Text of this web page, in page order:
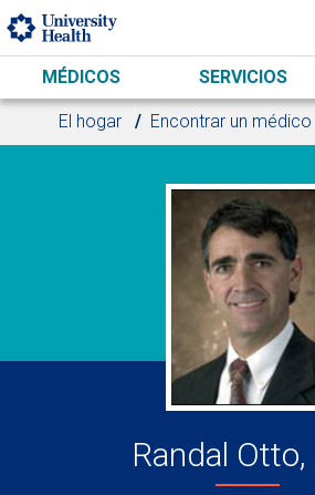
Skip to main content
MÉDICOS SERVICIOS
El hogar Encontrar un médico
Randal Otto,